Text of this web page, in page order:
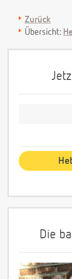
Zurück
Übersicht:
Die